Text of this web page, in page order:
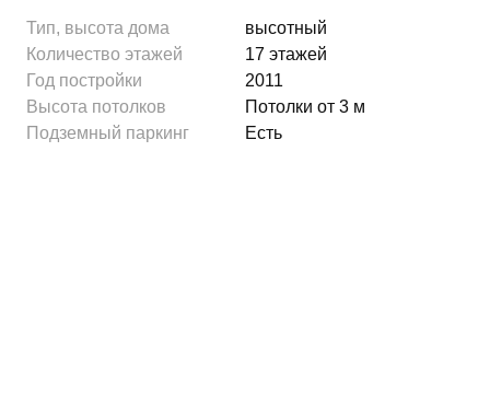
Тип, высота дома
высотный
Количество этажей
17 этажей
Год постройки
2011
Высота потолков
Потолки от 3 м
Подземный паркинг
Есть